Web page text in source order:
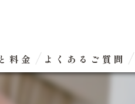
料金
ョンマッサージ
よくあるご質問